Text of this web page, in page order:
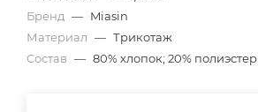
Бренд — Miasin
Материал — Трикотаж
Состав — 80% хлопок; 20% полиэстер